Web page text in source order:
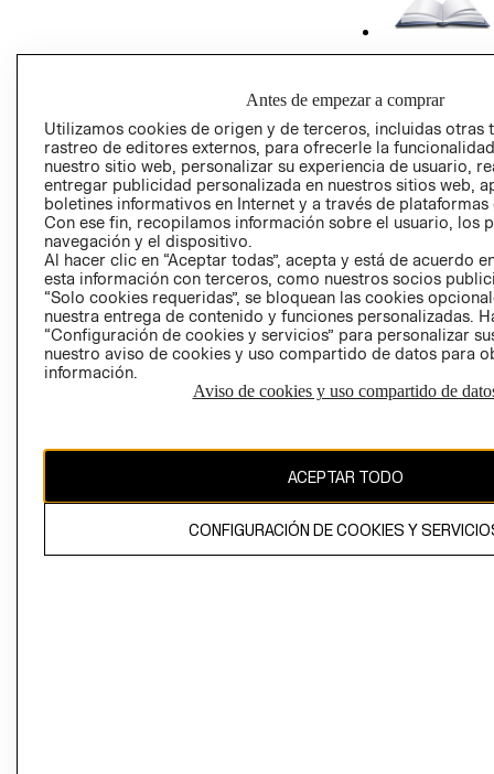
PRIVACIDAD
GIFT CARD
AVISO DE
Perú (S/)
CAMBIAR REGIÓN
El contenido de esta página web está protegido por copyright y es
Antes de empezar a comprar
Utilizamos cookies de origen y de terceros, incluidas otras
rastreo de editores externos, para ofrecerle la
nuestro sitio web, personalizar su experiencia de usuario,
entregar publicidad personalizada en nuestros sitios web,
boletines informativos en Internet y a través de plataformas
Con ese fin, recopilamos información sobre el usuario, los
navegación y el dispositivo.
Al hacer clic en “Aceptar todas”, acepta y está de acuerdo
esta información con terceros, como nuestros socios
“Solo cookies requeridas”, se bloquean las cookies
nuestra entrega de contenido y funciones personalizadas.
“Configuración de cookies y servicios” para personalizar
nuestro aviso de cookies y uso compartido de datos para
información.
Aviso de cookies y uso compartido de
ACEPTAR TODO
CONFIGURACIÓN DE COOKIES Y